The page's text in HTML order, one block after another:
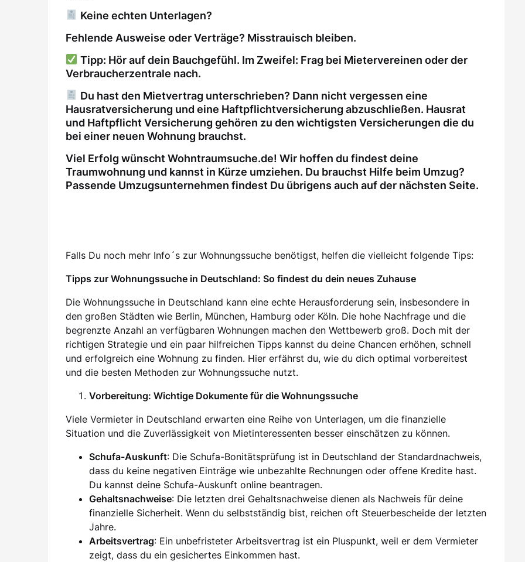
Keine echten Unterlagen?
Fehlende Ausweise oder Verträge? Misstrauisch bleiben.
Tipp: Hör auf dein Bauchgefühl. Im Zweifel: Frag bei Mietervereinen oder der
Verbraucherzentrale nach.
Du hast den Mietvertrag unterschrieben? Dann nicht vergessen eine
Hausratversicherung und eine Haftpflichtversicherung abzuschließen. Hausrat
und Haftpflicht Versicherung gehören zu den wichtigsten Versicherungen die du
bei einer neuen Wohnung brauchst.
Viel Erfolg wünscht Wohntraumsuche.de! Wir hoffen du findest deine
Traumwohnung und kannst in Kürze umziehen. Du brauchst Hilfe beim Umzug?
Passende Umzugsunternehmen findest Du übrigens auch auf der nächsten Seite.
Falls Du noch mehr Info´s zur Wohnungssuche benötigst, helfen die vielleicht folgende Tips:
Tipps zur Wohnungssuche in Deutschland: So findest du dein neues Zuhause
Die Wohnungssuche in Deutschland kann eine echte Herausforderung sein, insbesondere in
den großen Städten wie Berlin, München, Hamburg oder Köln. Die hohe Nachfrage und die
begrenzte Anzahl an verfügbaren Wohnungen machen den Wettbewerb groß. Doch mit der
richtigen Strategie und ein paar hilfreichen Tipps kannst du deine Chancen erhöhen, schnell
und erfolgreich eine Wohnung zu finden. Hier erfährst du, wie du dich optimal vorbereitest
und die besten Methoden zur Wohnungssuche nutzt.
Vorbereitung: Wichtige Dokumente für die Wohnungssuche
Viele Vermieter in Deutschland erwarten eine Reihe von Unterlagen, um die finanzielle
Situation und die Zuverlässigkeit von Mietinteressenten besser einschätzen zu können.
Schufa-Auskunft: Die Schufa-Bonitätsprüfung ist in Deutschland der Standardnachweis,
dass du keine negativen Einträge wie unbezahlte Rechnungen oder offene Kredite hast.
Du kannst deine Schufa-Auskunft online beantragen.
Gehaltsnachweise: Die letzten drei Gehaltsnachweise dienen als Nachweis für deine
finanzielle Sicherheit. Wenn du selbstständig bist, reichen oft Steuerbescheide der letzten
Jahre.
Arbeitsvertrag: Ein unbefristeter Arbeitsvertrag ist ein Pluspunkt, weil er dem Vermieter
zeigt, dass du ein gesichertes Einkommen hast.